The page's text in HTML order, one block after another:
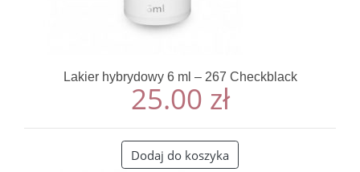
Lakier hybrydowy 6 ml – 267 Checkblack
25.00 zł
Dodaj do koszyka